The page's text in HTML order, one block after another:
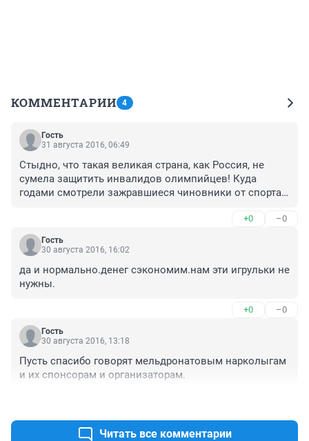
КОММЕНТАРИИ 4
Гость
31 августа 2016, 06:49
Стыдно, что такая великая страна, как Россия, не
сумела защитить инвалидов олимпийцев! Куда
годами смотрели зажравшиеся чиновники от спорта?
Бахом. Тот молодой еще, не отказался. а этот старый,
у него все есть и та сторона , пообещала, похоже
круче. Для чего мы держим эту свору откормленных
+0 –0
Гость
30 августа 2016, 16:02
да и нормально.денег сэкономим.нам эти игрульки не
нужны.
+0 –0
Гость
30 августа 2016, 13:18
Пусть спасибо говорят мельдронатовым нарколыгам
и их спонсорам и организаторам.
Читать все комментарии